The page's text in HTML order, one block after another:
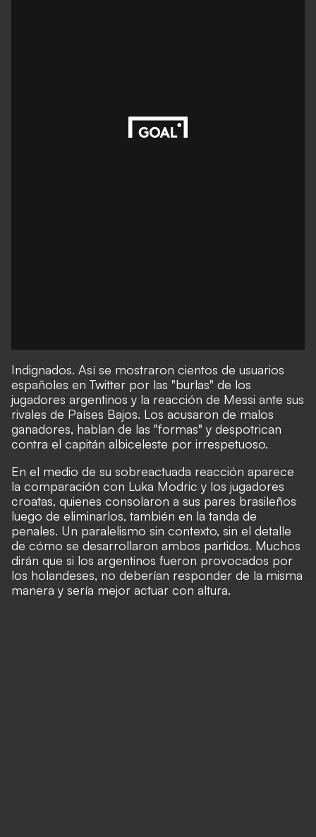
Indignados. Así se mostraron cientos de usuarios
españoles en Twitter por las "burlas" de los
jugadores argentinos y la reacción de Messi ante sus
rivales de Países Bajos. Los acusaron de malos
ganadores, hablan de las "formas" y despotrican
contra el capitán albiceleste por irrespetuoso.
En el medio de su sobreactuada reacción aparece
la comparación con Luka Modric y los jugadores
croatas, quienes consolaron a sus pares brasileños
luego de eliminarlos, también en la tanda de
penales. Un paralelismo sin contexto, sin el detalle
de cómo se desarrollaron ambos partidos. Muchos
dirán que si los argentinos fueron provocados por
los holandeses, no deberían responder de la misma
manera y sería mejor actuar con altura.